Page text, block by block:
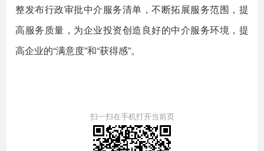
整发布行政审批中介服务清单，不断拓展服务范围，提
高服务质量，为企业投资创造良好的中介服务环境，提
高企业的“满意度”和“获得感”。
扫一扫在手机打开当前页